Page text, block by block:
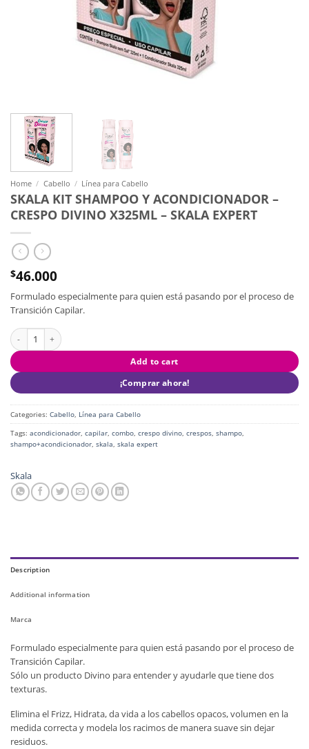
Home / Cabello / Línea para Cabello
SKALA KIT SHAMPOO Y ACONDICIONADOR –
CRESPO DIVINO X325ML – SKALA EXPERT
$46.000
Formulado especialmente para quien está pasando por el proceso de
Transición Capilar.
SKALA KIT SHAMPOO Y ACONDICIONADOR - CRESPO DIVINO X325ML -
Add to cart
¡Comprar ahora!
Categories: Cabello, Línea para Cabello
Tags: acondicionador, capilar, combo, crespo divino, crespos, shampo,
shampo+acondicionador, skala, skala expert
Skala
Description
Additional information
Marca
Formulado especialmente para quien está pasando por el proceso de
Transición Capilar.
Sólo un producto Divino para entender y ayudarle que tiene dos
texturas.
Elimina el Frizz, Hidrata, da vida a los cabellos opacos, volumen en la
medida correcta y modela los racimos de manera suave sin dejar
residuos.